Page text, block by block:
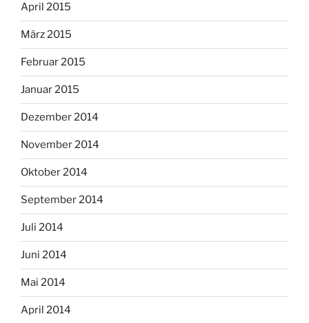
April 2015
März 2015
Februar 2015
Januar 2015
Dezember 2014
November 2014
Oktober 2014
September 2014
Juli 2014
Juni 2014
Mai 2014
April 2014